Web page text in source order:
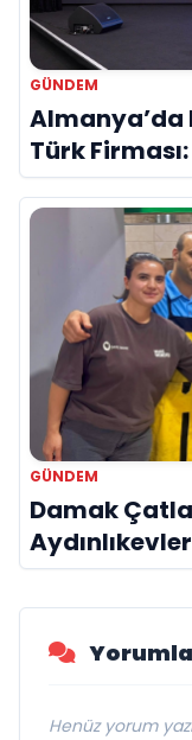
GÜNDEM
Almanya’da
Türk
GÜNDEM
Damak
Damak
Henüz yorum